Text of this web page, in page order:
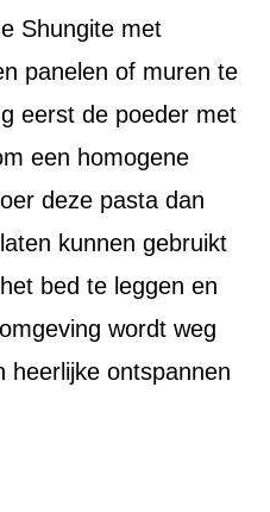
Shungite met
panelen of muren te
eerst de poeder met
een homogene
deze pasta dan
kunnen gebruikt
bed te leggen en
wordt weg
heerlijke ontspannen